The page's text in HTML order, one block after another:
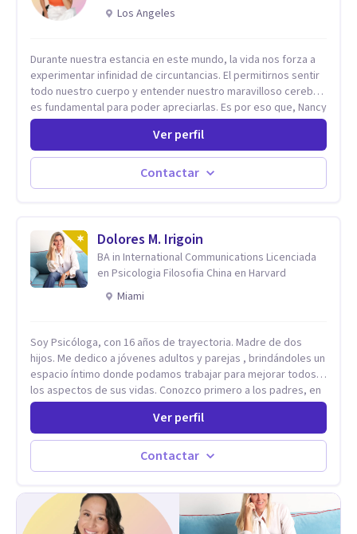
Los Angeles
Durante nuestra estancia en este mundo, la vida nos forza a
experimentar infinidad de circuntancias. El permitirnos sentir
todo nuestro cuerpo y entender nuestro maravilloso cerebro,
es fundamental para poder apreciarlas. Es por eso que, Nancy
Damian esta dispuesta a brindarte una mano amiga atravez de
herramientas fundamentales para crecer y fortalecer tu
mente, alma y SER. El cómo percibimos y manejamos
nuestros diarios sucesos es el detonator que nos lleva al
resultado de efectos impactantes que se nos quedaran
es derecho de toda la GENTE.
Ver perfil
Contactar
Dolores M. Irigoin
BA in International Communications Licenciada
en Psicologia Filosofia China en Harvard
Miami
Soy Psicóloga, con 16 años de trayectoria. Madre de dos
hijos. Me dedico a jóvenes adultos y parejas , brindándoles un
espacio íntimo donde podamos trabajar para mejorar todos
los aspectos de sus vidas. Conozco primero a los padres, en
el caso de niños u adolescentes, para luego seguir la terapia
con sus hijos, apuntalándolos en su futuro personal,
universitario y profesional, siempre conteniendo
paralelamente a los padres y brindándoles un espacio de
seguridad. Hago terapia de pareja y adultos con método
Ver perfil
Contactar